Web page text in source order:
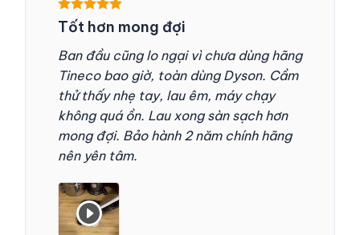
Được xếp
hạng55
sao
Tốt hơn mong đợi
Ban đầu cũng lo ngại vì chưa dùng hãng
Tineco bao giờ, toàn dùng Dyson. Cầm
thử thấy nhẹ tay, lau êm, máy chạy
không quá ồn. Lau xong sàn sạch hơn
mong đợi. Bảo hành 2 năm chính hãng
nên yên tâm.